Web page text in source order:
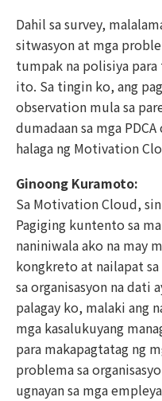
Dahil sa survey,
sitwasyon at mga
tumpak na polisiya
ito. Sa tingin ko, ang
observation mula sa
dumadaan sa mga
halaga ng Motivation
Ginoong Kuramoto:
Sa Motivation Cloud,
Pagiging kuntento sa
naniniwala ako na may
kongkreto at nailapat
sa organisasyon na dati
palagay ko, malaki ang
mga kasalukuyang
para makapagtatag ng
problema sa
ugnayan sa mga